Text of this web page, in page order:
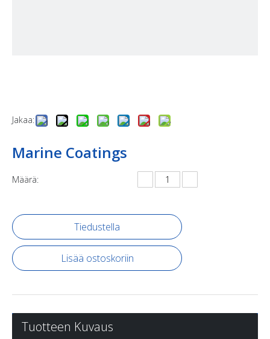
Jakaa:
Marine Coatings
Määrä:
Tiedustella
Lisää ostoskoriin
Tuotteen Kuvaus